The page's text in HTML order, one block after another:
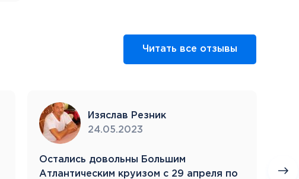
Изяслав Резник
24.05.2023
Остались довольны Большим
Атлантическим круизом с 29 апреля по
Читать все отзывы